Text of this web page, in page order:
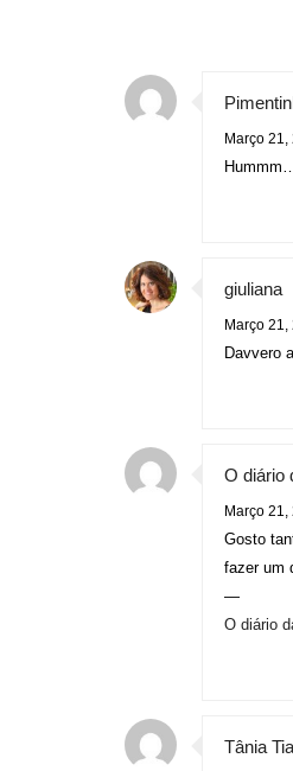
Março 21,
giuliana
Março 21,
Davvero
O diário
Março 21,
Gosto
fazer um
—
O diário
Tânia